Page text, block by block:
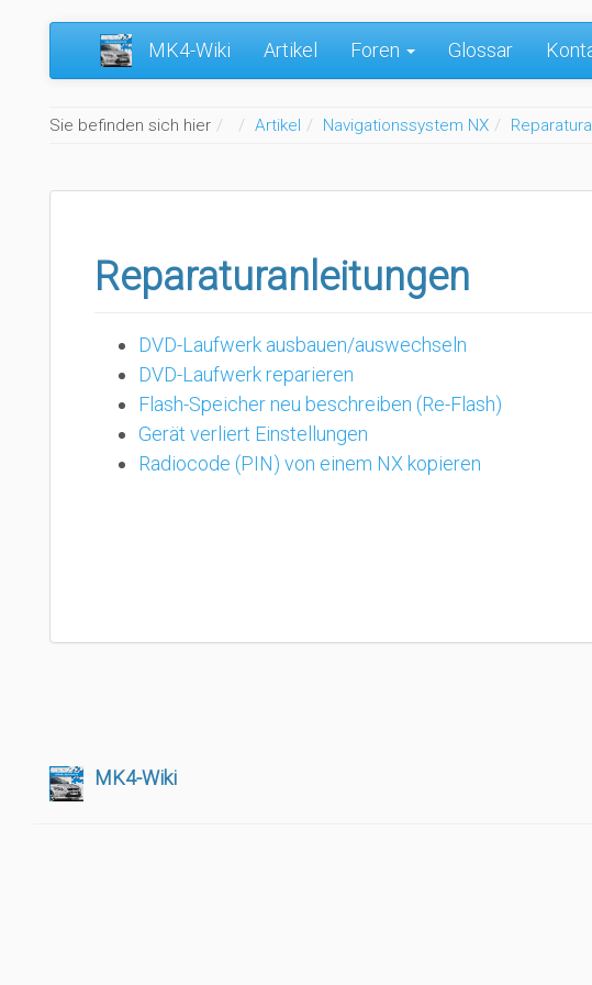
MK4-Wiki Artikel Foren Glossar
Sie befinden sich hier Home
Artikel Navigationssystem NX
Reparaturanleitungen
DVD-Laufwerk ausbauen/auswechseln
DVD-Laufwerk reparieren
Flash-Speicher neu beschreiben (Re-Flash)
Gerät verliert Einstellungen
Radiocode (PIN) von einem NX kopieren
MK4-Wiki